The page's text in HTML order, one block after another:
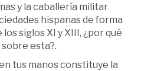
y la caballería militar
hispanas de forma
siglos XI y XIII, ¿por qué
esta?.
tus manos constituye la